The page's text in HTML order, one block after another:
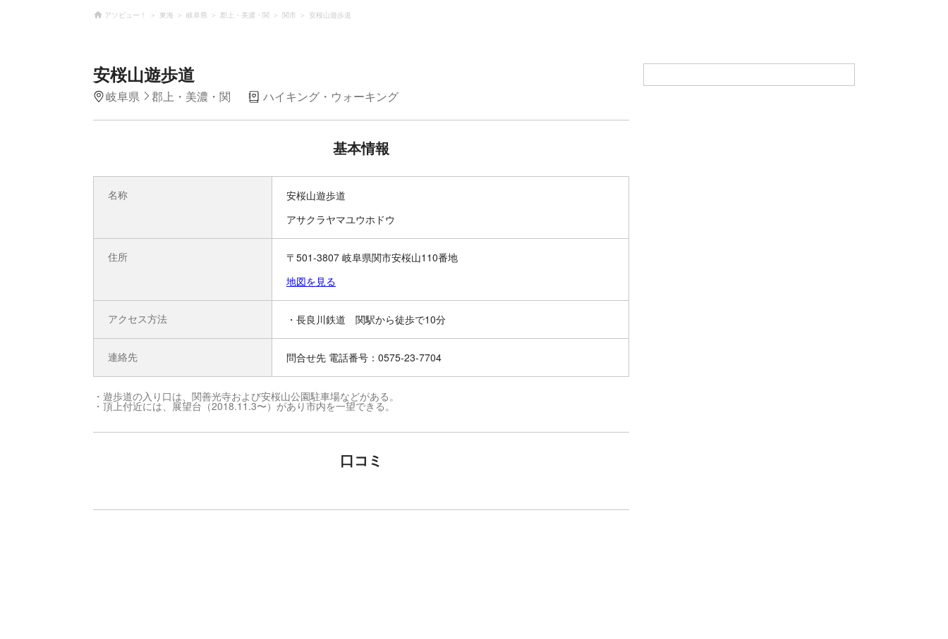
アソビュー！ 東海 岐阜県 郡上・美濃・関 関市 安桜山遊歩道
安桜山遊歩道
岐阜県 郡上・美濃・関 ハイキング・ウォーキング
基本情報
名称
安桜山遊歩道
アサクラヤマユウホドウ
住所
〒501-3807 岐阜県関市安桜山110番地
地図を見る
アクセス方法 ・長良川鉄道 関駅から徒歩で10分
連絡先 問合せ先 電話番号：0575-23-7704
・遊歩道の入り口は、関善光寺および安桜山公園駐車場などがある。
・頂上付近には、展望台（2018.11.3〜）があり市内を一望できる。
口コミ